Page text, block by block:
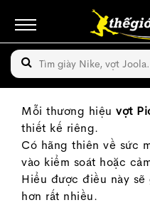
Mỗi thương hiệu vợt
thiết kế riêng.
Có hãng thiên về sức
vào kiểm soát hoặc
Hiểu được điều này
hơn rất nhiều.